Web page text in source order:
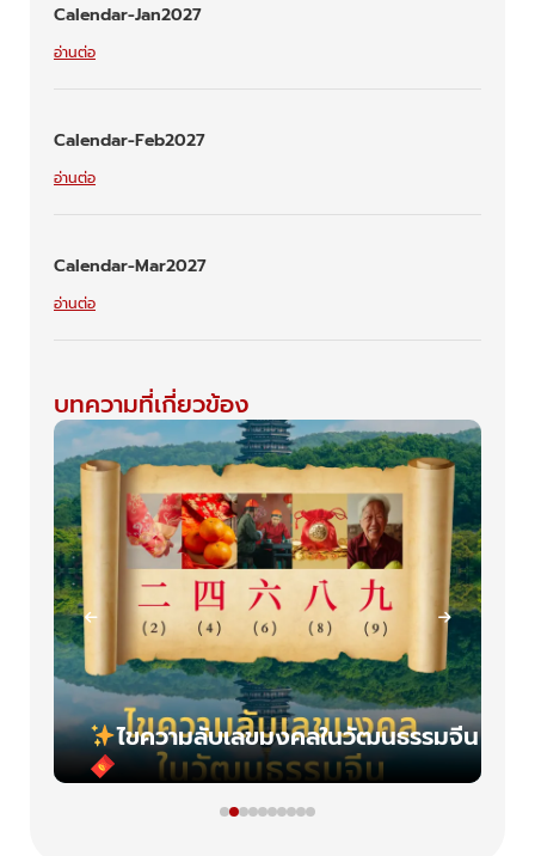
Calendar-Jan2027
อ่านต่อ
Calendar-Feb2027
อ่านต่อ
Calendar-Mar2027
อ่านต่อ
บทความที่เกี่ยวข้อง
ไขความลับเลขมงคลในวัฒนธรรมจีน